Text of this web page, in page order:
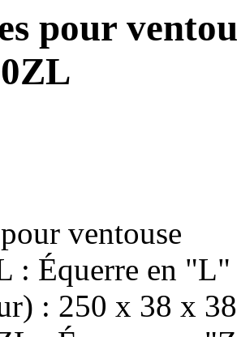
pour
ventouse
: Équerre en
: 250 x 38 x